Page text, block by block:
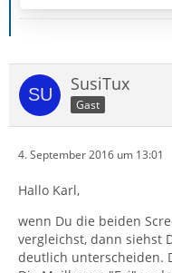
SusiTux
Gast
4. September 2016 um 13:01
Hallo Karl,
wenn Du die beiden
vergleichst, dann siehst
deutlich unterscheiden.